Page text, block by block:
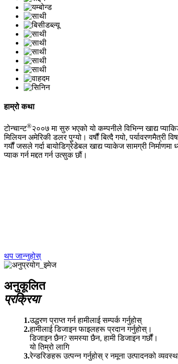
हाम्रो कथा
टोन्चान्ट®२००७ मा सुरु भएको यो कम्पनीले विभिन्न खाद्य
मिलियन अमेरिकी डलर पुग्यो। वर्षौं बित्दै गयो, पर्यावरणमैत्री
गर्यौं जसले गर्दा बायोडिग्रेडेबल खाद्य प्याकेज सामग्री
प्याक गर्न मद्दत गर्न उत्सुक छौं।
थप जान्नुहोस्
अनुकूलित
प्रक्रिया
1.उद्धरण प्राप्त गर्न हामीलाई सम्पर्क गर्नुहोस्
2.हामीलाई डिजाइन फाइलहरू प्रदान गर्नुहोस्।
डिजाइन छैन? समस्या छैन, हामी डिजाइन गर्छौं।
यो तिम्रो लागि
3.रेन्डरिङहरू उत्पन्न गर्नुहोस् र नमूना उत्पादनको